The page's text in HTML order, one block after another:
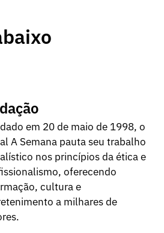
em 20 de maio de 1998, o
A Semana pauta seu trabalho
nos princípios da ética e
oferecendo
cultura e
a milhares de